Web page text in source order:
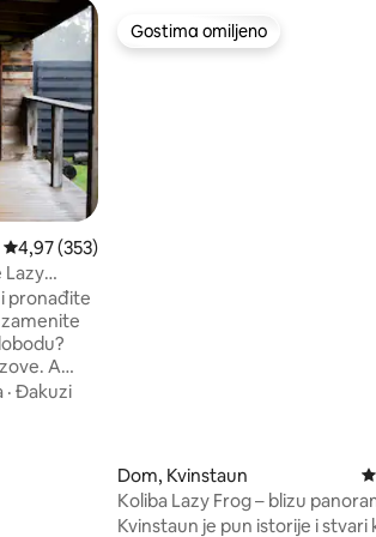
Prosečna ocena 4,97 od 5, utisaka: 353
4,97 (353)
Lazy
pronađite
A
u
· Đakuzi
Gostima omiljeno
Gostima omiljeno
Dom, Kvinstaun
Koliba Lazy Frog – blizu
železnice
Kvinstaun je pun istorije i stvari